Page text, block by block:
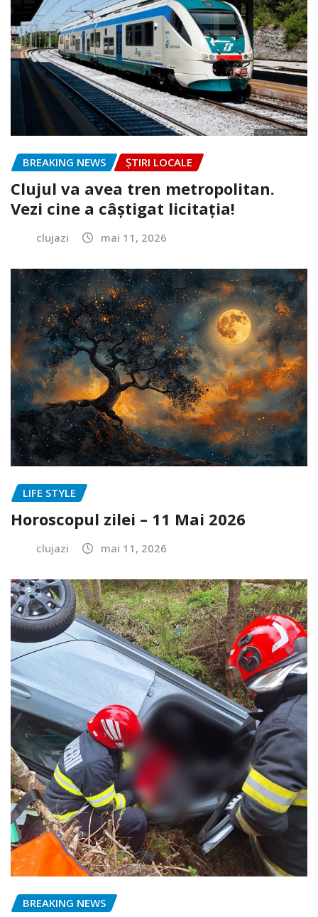
BREAKING NEWS ȘTIRI LOCALE
Clujul va avea tren metropolitan.
Vezi cine a câștigat licitația!
clujazi mai 11, 2026
LIFE STYLE
Horoscopul zilei – 11 Mai 2026
clujazi mai 11, 2026
BREAKING NEWS